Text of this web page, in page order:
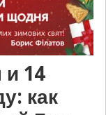
14
как